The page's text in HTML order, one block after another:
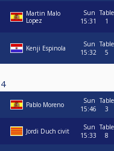
Martin Malo
Lopez
Sun
15:31
Table
1
Kenji Espinola
Sun
15:32
Table
5
4
Pablo Moreno
Sun
15:46
Table
3
Jordi Duch civit
Sun
15:33
Table
8